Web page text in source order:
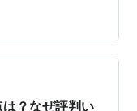
クタのUSB3.2メ
ッキのようにコピ
たPCがノートなの
。条件としては
？なぜ評判い